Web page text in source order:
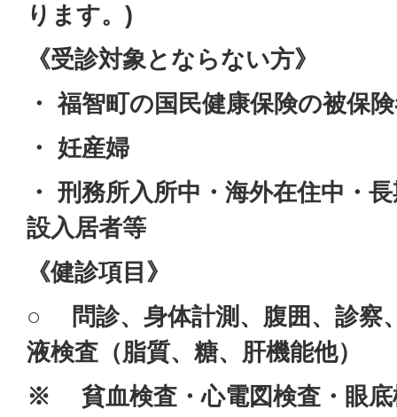
ります。)
《受診対象とならない方》
・ 福智町の国民健康保険の被保
・ 妊産婦
・ 刑務所入所中・海外在住中・
設入居者等
《健診項目》
○ 問診、身体計測、腹囲、診察
液検査（脂質、糖、肝機能他）
※ 貧血検査・心電図検査・眼底